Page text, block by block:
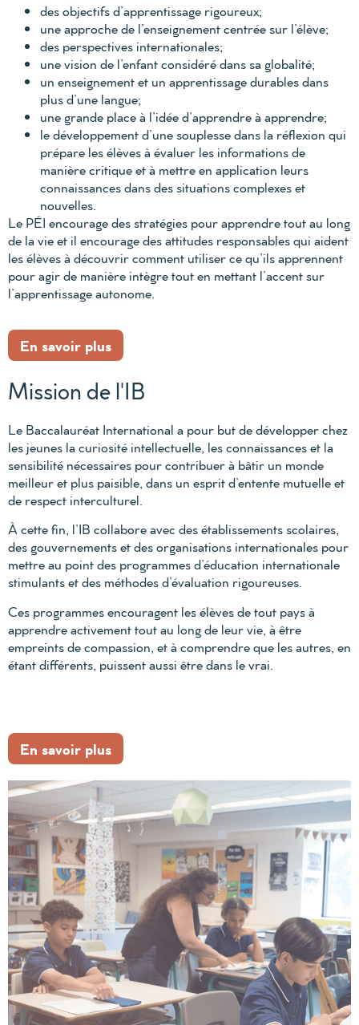
des objectifs d’apprentissage rigoureux;
une approche de l’enseignement centrée sur l’élève;
des perspectives internationales;
une vision de l’enfant considéré dans sa globalité;
un enseignement et un apprentissage durables dans
plus d’une langue;
une grande place à l’idée d’apprendre à apprendre;
le développement d’une souplesse dans la réflexion qui
prépare les élèves à évaluer les informations de
manière critique et à mettre en application leurs
connaissances dans des situations complexes et
nouvelles.
Le PÉI encourage des stratégies pour apprendre tout au long
de la vie et il encourage des attitudes responsables qui aident
les élèves à découvrir comment utiliser ce qu’ils apprennent
pour agir de manière intègre tout en mettant l’accent sur
l’apprentissage autonome.
En savoir plus
Mission de l'IB
Le Baccalauréat International a pour but de développer chez
les jeunes la curiosité intellectuelle, les connaissances et la
sensibilité nécessaires pour contribuer à bâtir un monde
meilleur et plus paisible, dans un esprit d’entente mutuelle et
de respect interculturel.
À cette fin, l’IB collabore avec des établissements scolaires,
des gouvernements et des organisations internationales pour
mettre au point des programmes d’éducation internationale
stimulants et des méthodes d’évaluation rigoureuses.
Ces programmes encouragent les élèves de tout pays à
apprendre activement tout au long de leur vie, à être
empreints de compassion, et à comprendre que les autres, en
étant différents, puissent aussi être dans le vrai.
En savoir plus